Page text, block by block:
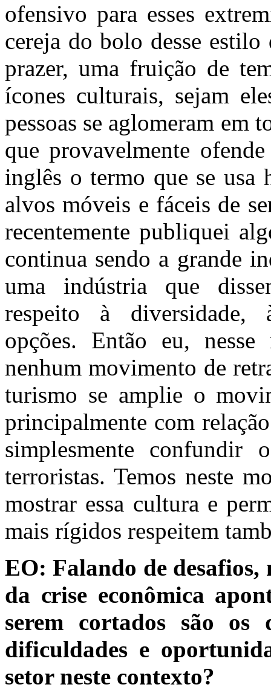
ofensivo para esses
cereja do bolo desse
prazer, uma fruição de
ícones culturais, sejam
pessoas se aglomeram em
que provavelmente
inglês o termo que se usa
alvos móveis e fáceis de
recentemente publiquei
continua sendo a grande
uma indústria que
respeito à diversidade,
opções. Então eu,
nenhum movimento de
turismo se amplie o
principalmente com
simplesmente confundir
terroristas. Temos neste
mostrar essa cultura e
mais rígidos respeitem
EO: Falando de
da crise econômica
serem cortados são
dificuldades e
setor neste contexto?